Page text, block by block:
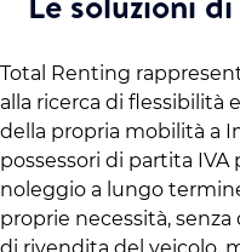
Total Renting
alla ricerca di flessibilità
della propria mobilità a
possessori di partita
noleggio a lungo
proprie necessità,
di rivendita del veicolo,